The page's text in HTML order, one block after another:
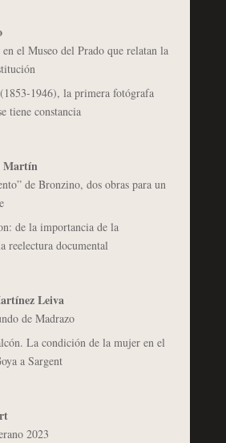
en el Museo del Prado que relatan la
1946), la primera fotógrafa
tiene constancia
Martín
de Bronzino, dos obras para un
de la importancia de la
reelectura documental
Leiva
de Madrazo
La condición de la mujer en el
a Sargent
2023